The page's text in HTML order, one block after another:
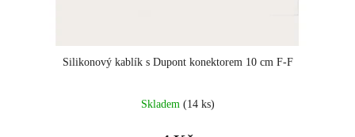
Silikonový kablík s Dupont konektorem 10 cm F-F
Skladem (14 ks)